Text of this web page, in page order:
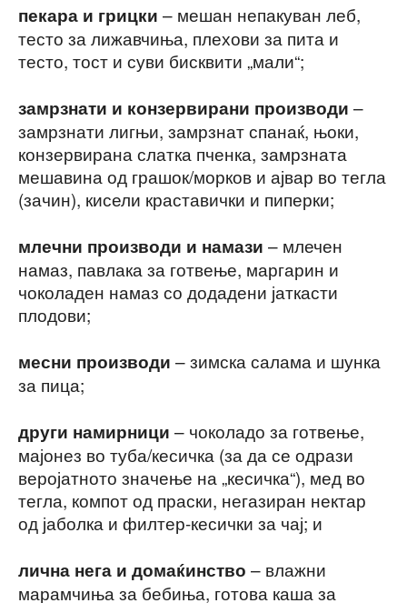
пекара и грицки – мешан непакуван леб,
тесто за лижавчиња, плехови за пита и
тесто, тост и суви бисквити „мали“;
замрзнати и конзервирани производи –
замрзнати лигњи, замрзнат спанаќ, њоки,
конзервирана слатка пченка, замрзната
мешавина од грашок/морков и ајвар во тегла
(зачин), кисели краставички и пиперки;
млечни производи и намази – млечен
намаз, павлака за готвење, маргарин и
чоколаден намаз со додадени јаткасти
плодови;
месни производи – зимска салама и шунка
за пица;
други намирници – чоколадо за готвење,
мајонез во туба/кесичка (за да се одрази
веројатното значење на „кесичка“), мед во
тегла, компот од праски, негазиран нектар
од јаболка и филтер-кесички за чај; и
лична нега и домаќинство – влажни
марамчиња за бебиња, готова каша за